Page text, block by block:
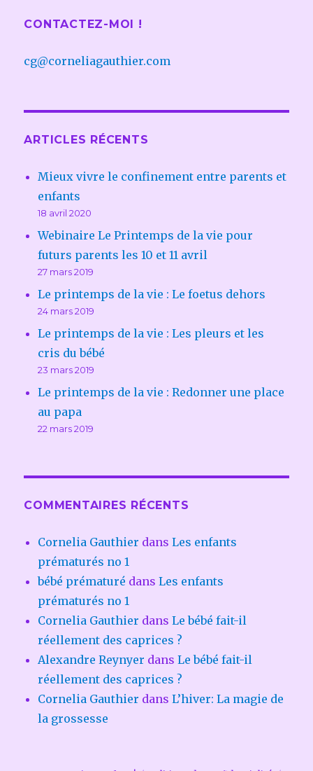
CONTACTEZ-MOI !
cg@corneliagauthier.com
ARTICLES RÉCENTS
Mieux vivre le confinement entre parents et
enfants
18 avril 2020
Webinaire Le Printemps de la vie pour
futurs parents les 10 et 11 avril
27 mars 2019
Le printemps de la vie : Le foetus dehors
24 mars 2019
Le printemps de la vie : Les pleurs et les
cris du bébé
23 mars 2019
Le printemps de la vie : Redonner une place
au papa
22 mars 2019
COMMENTAIRES RÉCENTS
Cornelia Gauthier dansLes enfants
prématurés no 1
bébé prématuré dansLes enfants
prématurés no 1
Cornelia Gauthier dansLe bébé fait-il
réellement des caprices ?
Alexandre Reynyer dansLe bébé fait-il
réellement des caprices ?
Cornelia Gauthier dansL’hiver: La magie de
la grossesse